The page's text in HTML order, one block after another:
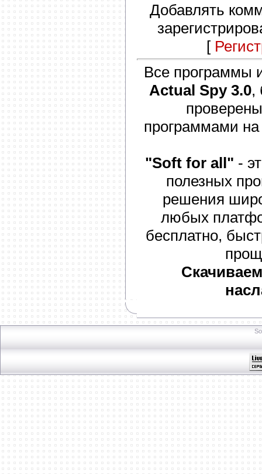
Добавлять
[
Все программы
Actual Spy 3.0,
программами на
"Soft for all" -
полезных
решения
любых
бесплатно,